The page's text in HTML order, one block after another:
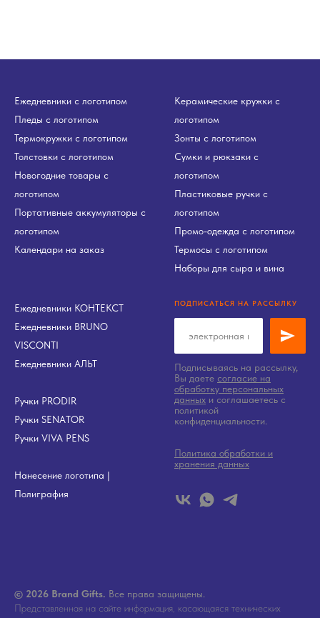
Ежедневники с логотипом
Пледы с логотипом
Термокружки с логотипом
Толстовки с логотипом
Новогодние товары с
логотипом
Портативные аккумуляторы с
логотипом
Календари на заказ
Керамические кружки с
логотипом
Зонты с логотипом
Сумки и рюкзаки с
логотипом
Пластиковые ручки с
логотипом
Промо-одежда с логотипом
Термосы с логотипом
Наборы для сыра и вина
Ежедневники КОНТЕКСТ
Ежедневники BRUNO
VISCONTI
Ежедневники АЛЬТ
Ручки PRODIR
Ручки SENATOR
Ручки VIVA PENS
Нанесение логотипа |
Полиграфия
ПОДПИСАТЬСЯ НА РАССЫЛКУ
Подписываясь на рассылку,
Вы даете согласие на
обработку персональных
данных и соглашаетесь c
политикой
конфиденциальности.
Политика обработки и
хранения данных
© 2026 Brand Gifts. Все права защищены.
Представленная на сайте информация, касающаяся технических